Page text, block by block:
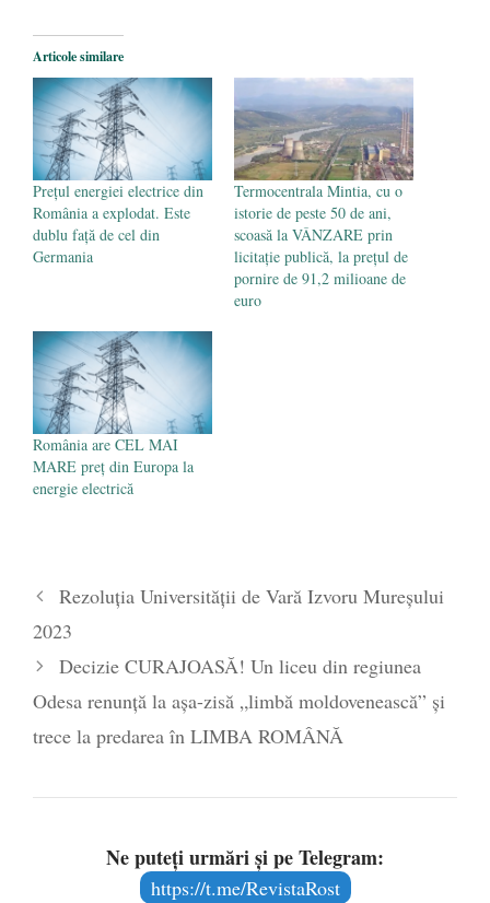
Legea Vexler produce efecte. Bustul
poetului Octavian Goga, înlăturat din Iași
- 16 aprilie 2026
Articole similare
Prețul energiei electrice din
România a explodat. Este
dublu față de cel din
Germania
Termocentrala Mintia, cu o
istorie de peste 50 de ani,
scoasă la VÂNZARE prin
licitaţie publică, la preţul de
pornire de 91,2 milioane de
euro
România are CEL MAI
MARE preț din Europa la
energie electrică
Rezoluția Universității de Vară Izvoru Mureșului
2023
Decizie CURAJOASĂ! Un liceu din regiunea
Odesa renunță la așa-zisă „limbă moldovenească” și
trece la predarea în LIMBA ROMÂNĂ
Ne puteți urmări și pe Telegram:
https://t.me/RevistaRost